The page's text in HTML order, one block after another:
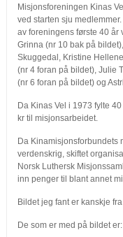
Misjonsforeningen Kinas
ved starten sju
av foreningens første 40 år
Grinna (nr 10 bak på
Skuggedal, Kristine
(nr 4 foran på bildet), Julie
(nr 6 foran på bildet) og
Da Kinas Vel i 1973 fylte
kr til misjonsarbeidet.
Da Kinamisjonsforbundets
verdenskrig, skiftet
Norsk Luthersk
inn penger til blant annet
Bildet jeg fant er kanskje
De som er med på bildet er: